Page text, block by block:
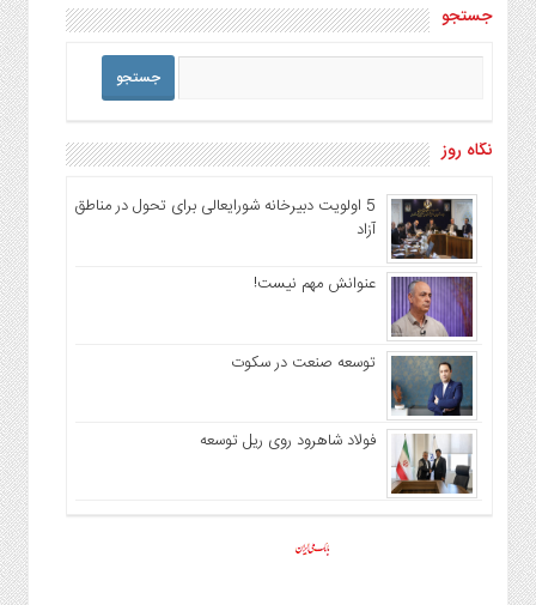
جستجو
نگاه روز
5 اولویت دبیرخانه شورایعالی برای تحول در مناطق
آزاد
عنوانش مهم نیست!
توسعه صنعت در سکوت
فولاد شاهرود روی ریل توسعه